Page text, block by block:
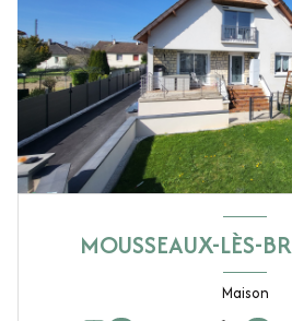
MOUSSEAUX-LÈS-
Maison